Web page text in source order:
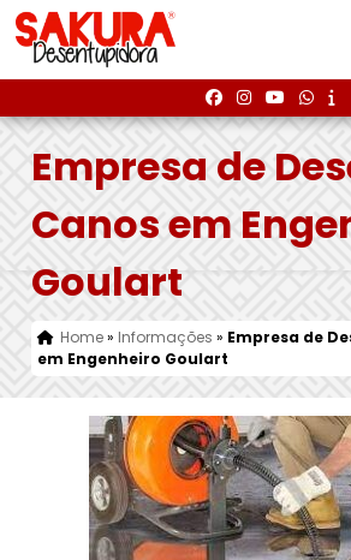
Empresa de
Canos em
Goulart
Home» Informações » Empresa de
em Engenheiro Goulart